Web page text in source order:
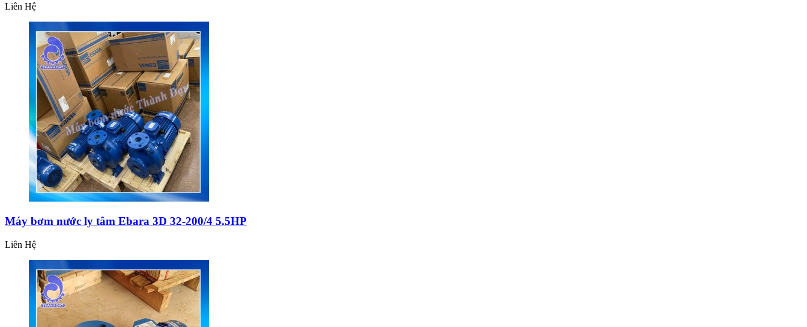
Liên Hệ
Máy bơm nước ly tâm Ebara 3D 32-200/4 5.5HP
Liên Hệ